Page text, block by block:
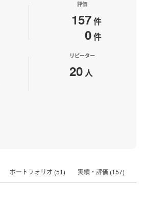
評価
157件
0件
リピーター
20 人
ポートフォリオ (51) 実績・評価 (157)